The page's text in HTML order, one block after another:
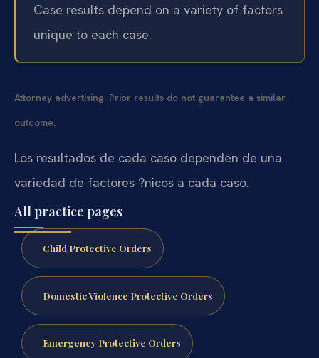
Case results depend on a variety of factors
unique to each case.
Attorney advertising. Prior results do not guarantee a similar
outcome.
Los resultados de cada caso dependen de una
variedad de factores ?nicos a cada caso.
All practice pages
Child Protective Orders
Domestic Violence Protective Orders
Emergency Protective Orders